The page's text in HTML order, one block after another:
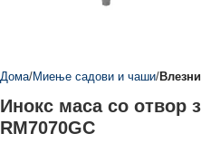
Дома Миење садови и чаши
Инокс маса со отвор
RM7070GC